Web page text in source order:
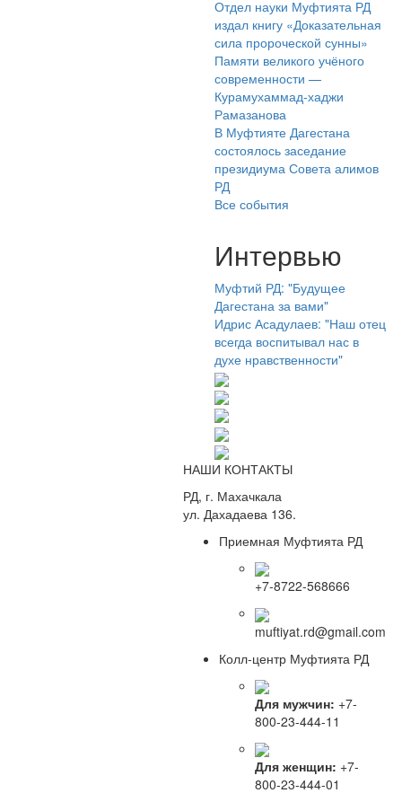
Отдел науки Муфтията РД
издал книгу «Доказательная
сила пророческой сунны»
Памяти великого учёного
современности —
Курамухаммад-хаджи
Рамазанова
В Муфтияте Дагестана
состоялось заседание
президиума Совета алимов
РД
Все события
Интервью
Муфтий РД: "Будущее
Дагестана за вами"
Идрис Асадулаев: "Наш отец
всегда воспитывал нас в
духе нравственности"
НАШИ КОНТАКТЫ
РД, г. Махачкала
ул. Дахадаева 136.
Приемная Муфтията РД
+7-8722-568666
muftiyat.rd@gmail.com
Колл-центр Муфтията РД
Для мужчин: +7-
800-23-444-11
Для женщин: +7-
800-23-444-01